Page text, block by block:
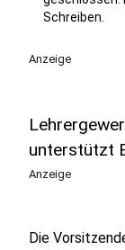
Schreiben.
Anzeige
unterstützt
Anzeige
Die